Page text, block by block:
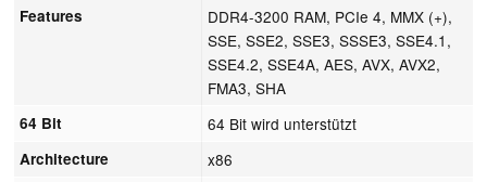
Features
DDR4-3200 RAM, PCIe 4, MMX (+),
SSE, SSE2, SSE3, SSSE3, SSE4.1,
SSE4.2, SSE4A, AES, AVX, AVX2,
FMA3, SHA
64 Bit 64 Bit wird unterstützt
Architecture x86